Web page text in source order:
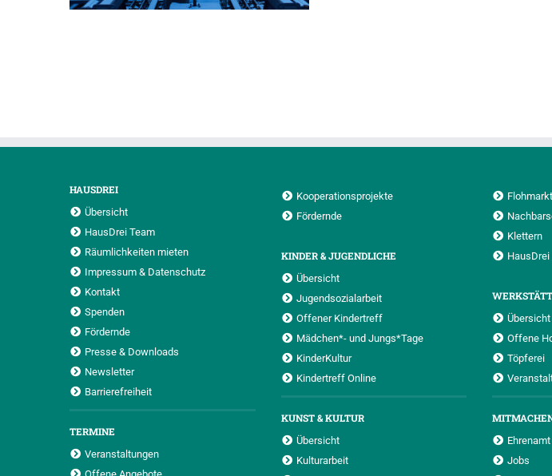
HAUSDREI
Übersicht
HausDrei Team
Räumlichkeiten mieten
Impressum & Datenschutz
Kontakt
Spenden
Fördernde
Presse & Downloads
Newsletter
Barrierefreiheit
TERMINE
Veranstaltungen
Kooperationsprojekte
Fördernde
KINDER & JUGENDLICHE
Übersicht
Jugendsozialarbeit
Offener Kindertreff
Mädchen*- und Jungs*Tage
KinderKultur
Kindertreff Online
KUNST & KULTUR
Übersicht
Kulturarbeit
Flohmarkt
Klettern
Übersicht
Offene
Töpferei
Ehrenamt
Jobs